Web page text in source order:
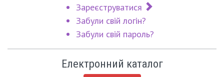
Зареєструватися
Забули свій логін?
Забули свій пароль?
Електронний каталог